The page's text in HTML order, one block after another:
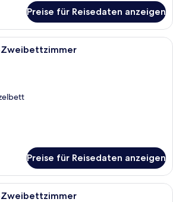
Preise für Reisedaten anzeigen
1 Schlafzimmer, kostenloses WLAN,
Preise für Reisedaten anzeigen
1 Schlafzimmer, kostenloses WLAN,